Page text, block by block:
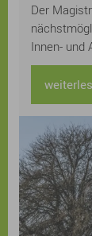
Der
Innen- und
Die Stelle
Arbeitszeit